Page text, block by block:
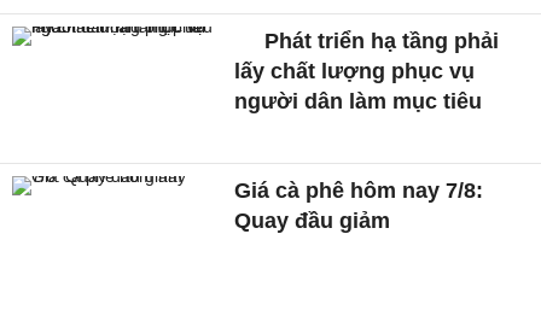
Phát triển hạ tầng phải
lấy chất lượng phục vụ
người dân làm mục tiêu
Giá cà phê hôm nay 7/8:
Quay đầu giảm